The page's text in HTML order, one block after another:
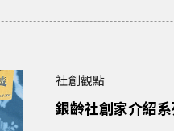
社創觀點
銀齡社創家介紹